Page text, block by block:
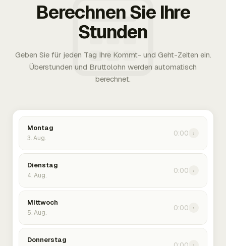
Berechnen Sie Ihre
Stunden
Geben Sie für jeden Tag Ihre Kommt- und Geht-Zeiten ein.
Überstunden und Bruttolohn werden automatisch
berechnet.
Montag
3. Aug.
0:00 ›
Dienstag
4. Aug.
0:00 ›
Mittwoch
5. Aug.
0:00 ›
Donnerstag